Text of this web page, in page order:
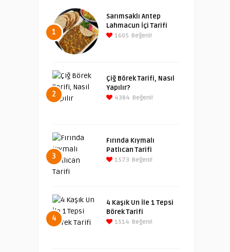
1
Sarımsaklı Antep
Lahmacun İçi Tarifi
1605 Beğeni!
2
Çiğ Börek Tarifi, Nasıl
Yapılır?
4384 Beğeni!
3
Fırında Kıymalı
Patlıcan Tarifi
1573 Beğeni!
4
4 Kaşık Un İle 1 Tepsi
Börek Tarifi
1514 Beğeni!